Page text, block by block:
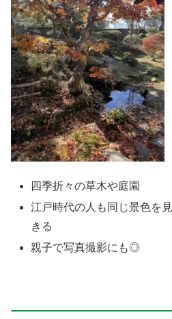
四季折々の草木や庭園
江戸時代の人も同じ景色を
きる
親子で写真撮影にも◎